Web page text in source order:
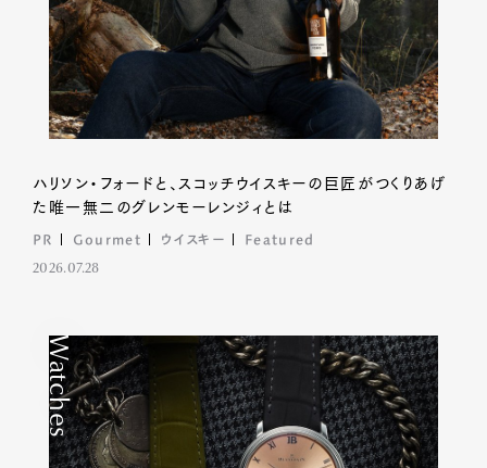
ハリソン・フォードと、スコッチウイスキーの巨匠がつくりあげ
た唯一無二のグレンモーレンジィとは
PR Gourmet ウイスキー Featured
2026.07.28
Watches